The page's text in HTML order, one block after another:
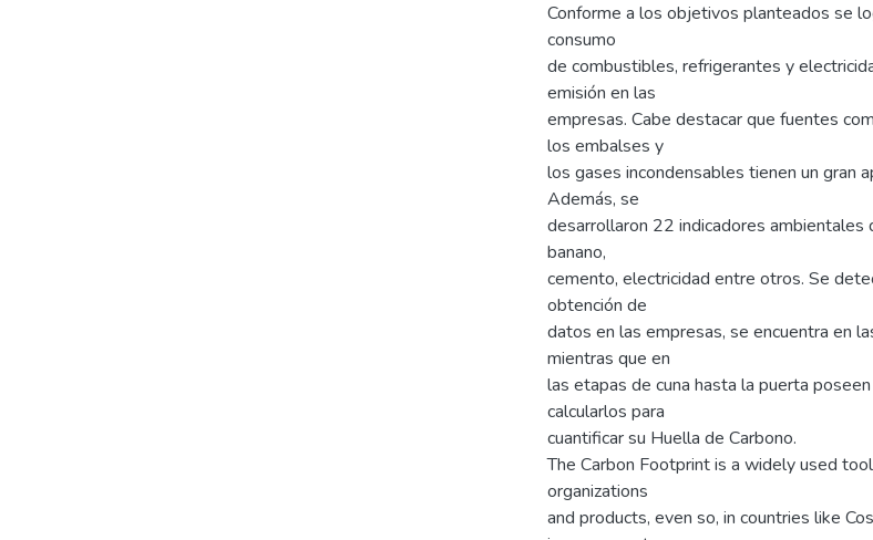
Conforme a los objetivos planteados se
consumo
de combustibles, refrigerantes y
emisión en las
empresas. Cabe destacar que fuentes
los embalses y
los gases incondensables tienen un gran
Además, se
desarrollaron 22 indicadores ambientales
banano,
cemento, electricidad entre otros. Se
obtención de
datos en las empresas, se encuentra en
mientras que en
las etapas de cuna hasta la puerta
calcularlos para
cuantificar su Huella de Carbono.
The Carbon Footprint is a widely used
organizations
and products, even so, in countries like